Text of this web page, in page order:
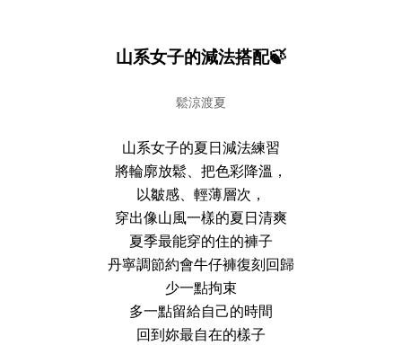
山系女子的減法搭配🍃
鬆涼渡夏
山系女子的夏日減法練習
將輪廓放鬆、把色彩降溫，
以皺感、輕薄層次，
穿出像山風一樣的夏日清爽
夏季最能穿的住的褲子
丹寧調節約會牛仔褲復刻回歸
少一點拘束
多一點留給自己的時間
回到妳最自在的樣子